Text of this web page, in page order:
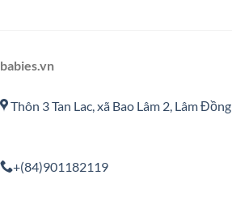
babies.vn
Thôn 3 Tan Lac, xã Bao Lâm 2, Lâm Đồng
+(84)901182119